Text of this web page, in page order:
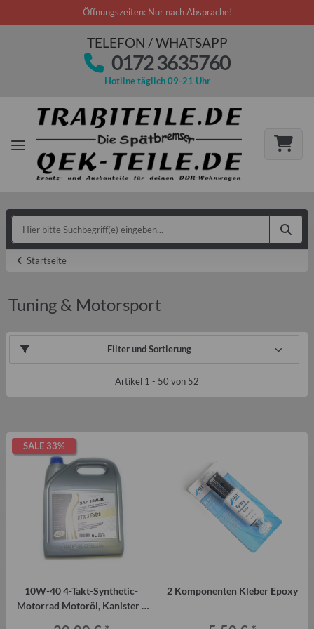
Öffnungszeiten: Nur nach Absprache!
TELEFON / WHATSAPP
0172 3635760
Hotline täglich 09-21 Uhr
Startseite
Tuning & Motorsport
Filter und Sortierung
Artikel 1 - 50 von 52
SALE 33%
10W-40 4-Takt-Synthetic-
Motorrad Motoröl, Kanister 5
2 Komponenten Kleber Epoxy